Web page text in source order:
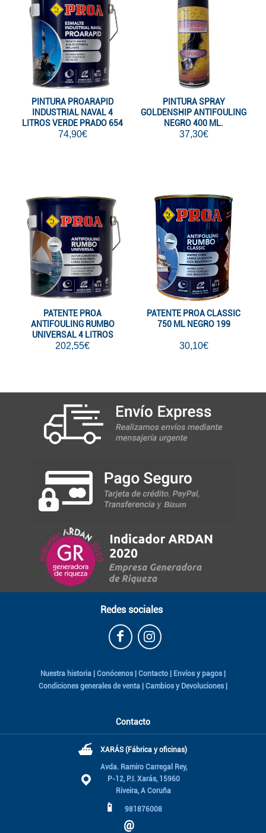
PINTURA PROARAPID
INDUSTRIAL NAVAL 4
LITROS VERDE PRADO 654
74,90€
PINTURA SPRAY
GOLDENSHIP ANTIFOULING
NEGRO 400 ML.
37,30€
PATENTE PROA
ANTIFOULING RUMBO
UNIVERSAL 4 LITROS
NEGRO 199
202,55€
PATENTE PROA CLASSIC
750 ML NEGRO 199
30,10€
Redes sociales
Nuestra historia | Conócenos | Contacto | Envíos y pagos |
Condiciones generales de venta | Cambios y Devoluciones |
Contacto
⛴ XARÁS (Fábrica y oficinas)
Avda. Ramiro Carregal Rey,
P-12, P.I. Xarás, 15960
Riveira, A Coruña
📱 981876008
@